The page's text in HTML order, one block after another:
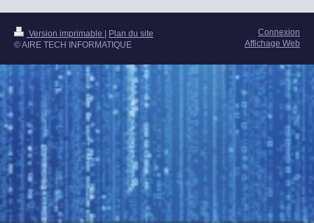
Version imprimable
Plan du site
© AIRE TECH INFORMATIQUE
Connexion
Affichage Web